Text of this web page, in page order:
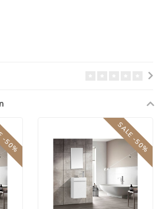
50% SALE -50%